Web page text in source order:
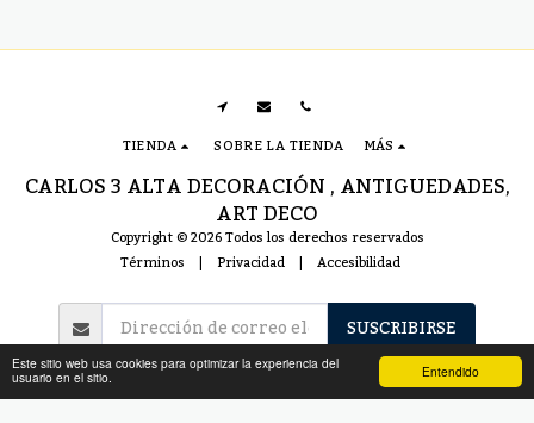
Entendido
Este sitio web usa cookies para optimizar la experiencia del
usuario en el sitio.
CARLOS 3 ALTA DECORACIÓN , ANTIGUEDADES,
ART DECO
Copyright © 2026 Todos los derechos reservados
Términos | Privacidad| Accesibilidad
TIENDA SOBRE LA TIENDA MÁS
SUSCRIBIRSE